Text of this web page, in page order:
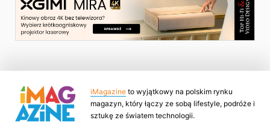
iMagazine to wyjątkowy na polskim rynku
magazyn, który łączy ze sobą lifestyle, podróże i
sztukę ze światem technologii.